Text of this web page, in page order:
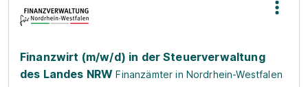
Finanzwirt (m/w/d) in der Steuerverwaltung
des Landes NRW Finanzämter in Nordrhein-Westfalen